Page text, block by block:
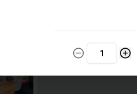
Dos Órdenes Gladiador, Dos
Órdenes Alushito, Cuatro